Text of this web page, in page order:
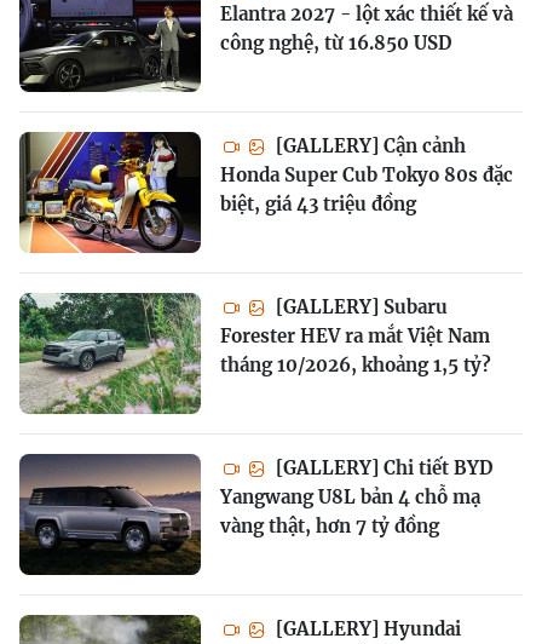
Elantra 2027 - lột xác thiết kế và
công nghệ, từ 16.850 USD
[GALLERY] Cận cảnh
Honda Super Cub Tokyo 80s đặc
biệt, giá 43 triệu đồng
[GALLERY] Subaru
Forester HEV ra mắt Việt Nam
tháng 10/2026, khoảng 1,5 tỷ?
[GALLERY] Chi tiết BYD
Yangwang U8L bản 4 chỗ mạ
vàng thật, hơn 7 tỷ đồng
[GALLERY] Hyundai